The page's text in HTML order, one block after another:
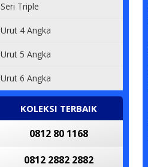
Seri Triple
Urut 4 Angka
Urut 5 Angka
Urut 6 Angka
KOLEKSI TERBAIK
0812 80 1168
0812 2882 2882